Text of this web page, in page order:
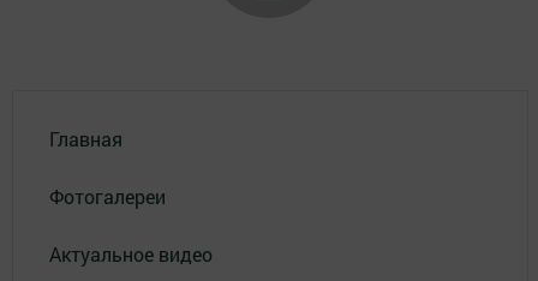
Главная
Фотогалереи
Актуальное видео